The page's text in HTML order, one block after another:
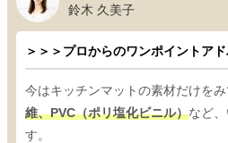
鈴木 久美子
＞＞＞プロからのワンポイントア
今はキッチンマットの素材だけをみ
維、PVC（ポリ塩化ビニル）など
す。